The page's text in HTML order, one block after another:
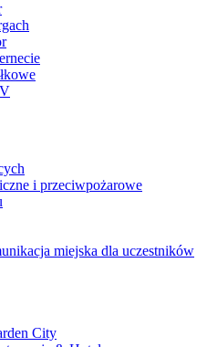
i przeciwpożarowe
miejska dla uczestników
City